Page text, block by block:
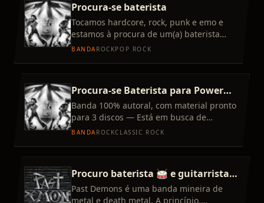
Procura-se baterista
Tocamos hardcore, rock, punk e emo e
estamos à procura de um(a) baterista
para somar na banda. Sobre a banda:
BANDAROCKPOP ROCK
Procura-se Baterista para Power
Trio Autoral
Banda 100% autoral, com material pronto
para 3 discos — Está em busca de
baterista comprometido e criativo para
BANDAROCKCLASSIC ROCK
Procuro baterista 🥁 e guitarrista
🎸
Past Demons é uma banda mineira de
metal e death metal. A princípio,